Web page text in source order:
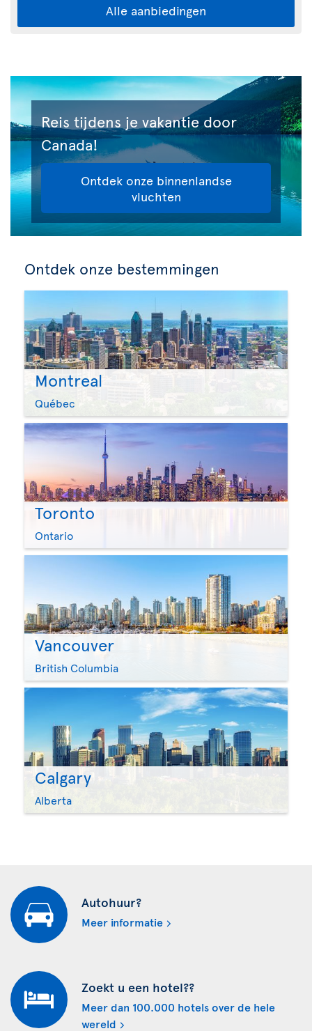
Alle aanbiedingen
Reis tijdens je vakantie door
Canada!
Ontdek onze binnenlandse
vluchten
Ontdek onze bestemmingen
Montreal
Québec
Toronto
Ontario
Vancouver
British Columbia
Calgary
Alberta
Autohuur?
Meer informatie
Zoekt u een hotel??
Meer dan 100.000 hotels over de hele
wereld